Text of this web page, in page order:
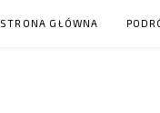
STRONA GŁÓWNA